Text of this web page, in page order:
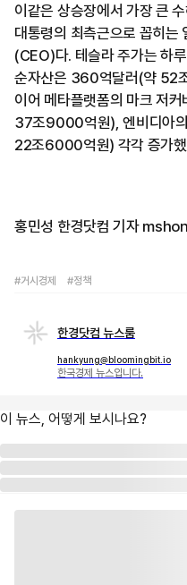
이같은 상승장에서 가장 큰
대통령의 최측근으로 꼽히는
(CEO)다. 테슬라 주가는 하
순자산은 360억달러(약 52
이어 메타플랫폼의 마크 저
37조9000억원), 엔비디아
22조6000억원) 각각 증가
홍민성 한경닷컴 기자
#거시경제 #정책
한경닷컴 뉴스룸
hankyung@bloomingbit.io
한국경제 뉴스입니다.
이 뉴스, 어떻게 보시나요?